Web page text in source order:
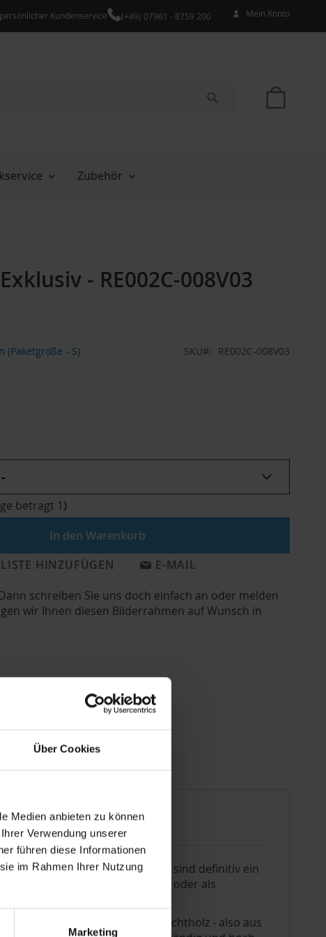
Über Cookies
Medien anbieten zu können
Verwendung unserer
führen diese Informationen
im Rahmen Ihrer Nutzung
Marketing
persönlicher Kundenservice (+49) 07961 - 8759 200 Mein Konto
Zubehör
- RE002C-008V03
(Paketgröße - S) SKU RE002C-008V03
beträgt 1)
In den Warenkorb
HINZUFÜGEN
E-MAIL
schreiben Sie uns doch einfach an oder melden
wir Ihnen diesen Bilderrahmen auf Wunsch in
extravaganten Bilderrahmen sind definitiv ein
im eigenen Zuhause oder als
einheimischem Echtholz - also aus